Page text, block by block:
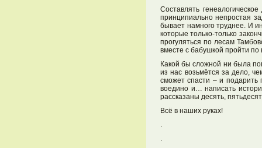
Составлять
принципиально непростая
бывает намного труднее. И
которые только-только
прогуляться по лесам
вместе с бабушкой пройти
Какой бы сложной ни была
из нас возьмётся за дело,
сможет спасти – и подарить
воедино и… написать
рассказаны десять,
Всё в наших руках!
.
.